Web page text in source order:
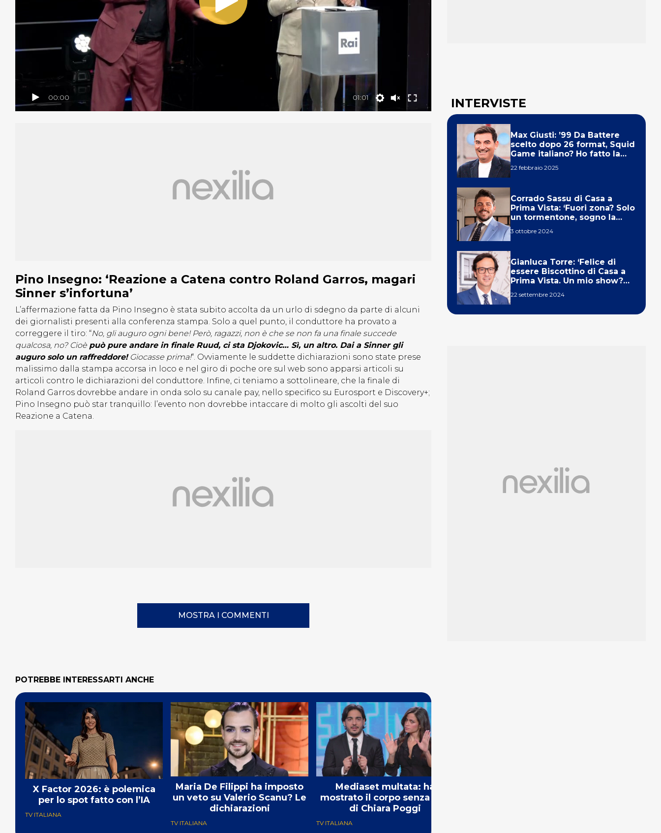
00:00 01:01
Pino Insegno: ‘Reazione a Catena contro Roland Garros, magari
Sinner s’infortuna’
L’affermazione fatta da Pino Insegno è stata subito accolta da un urlo di sdegno da parte di alcuni
dei giornalisti presenti alla conferenza stampa. Solo a quel punto, il conduttore ha provato a
correggere il tiro: “No, gli auguro ogni bene! Però, ragazzi, non è che se non fa una finale succede
qualcosa, no? Cioè può pure andare in finale Ruud, ci sta Djokovic… Sì, un altro. Dai a Sinner gli
auguro solo un raffreddore!Giocasse prima!“. Ovviamente le suddette dichiarazioni sono state prese
malissimo dalla stampa accorsa in loco e nel giro di poche ore sul web sono apparsi articoli su
articoli contro le dichiarazioni del conduttore. Infine, ci teniamo a sottolineare, che la finale di
Roland Garros dovrebbe andare in onda solo su canale pay, nello specifico su Eurosport e Discovery+;
Pino Insegno può star tranquillo: l’evento non dovrebbe intaccare di molto gli ascolti del suo
Reazione a Catena.
MOSTRA I COMMENTI
POTREBBE INTERESSARTI ANCHE
X Factor 2026: è polemica
per lo spot fatto con l’IA
TV ITALIANA
Maria De Filippi ha imposto
un veto su Valerio Scanu? Le
dichiarazioni
TV ITALIANA
Mediaset multata: ha
mostrato il corpo senza vita
di Chiara Poggi
TV ITALIANA
INTERVISTE
Max Giusti: ’99 Da Battere
scelto dopo 26 format, Squid
Game italiano? Ho fatto la
22 febbraio 2025
Corrado Sassu di Casa a
Prima Vista: ‘Fuori zona? Solo
un tormentone, sogno la
3 ottobre 2024
Gianluca Torre: ‘Felice di
essere Biscottino di Casa a
Prima Vista. Un mio show?
22 settembre 2024